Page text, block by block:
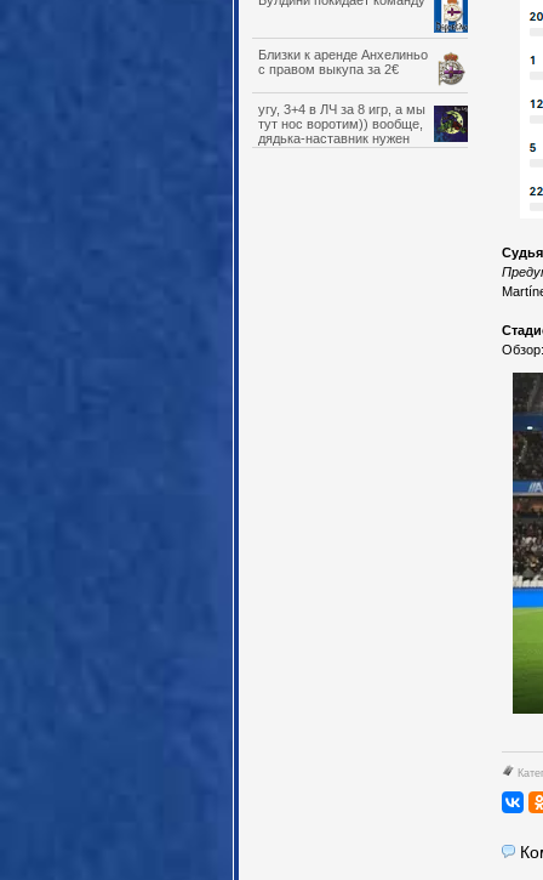
Близки к аренде Анхелиньо
с правом выкупа за 2€
угу, 3+4 в ЛЧ за 8 игр, а мы
тут нос воротим)) вообще,
дядька-наставник нужен
детскому саду, который мы
Судья
Обзор: